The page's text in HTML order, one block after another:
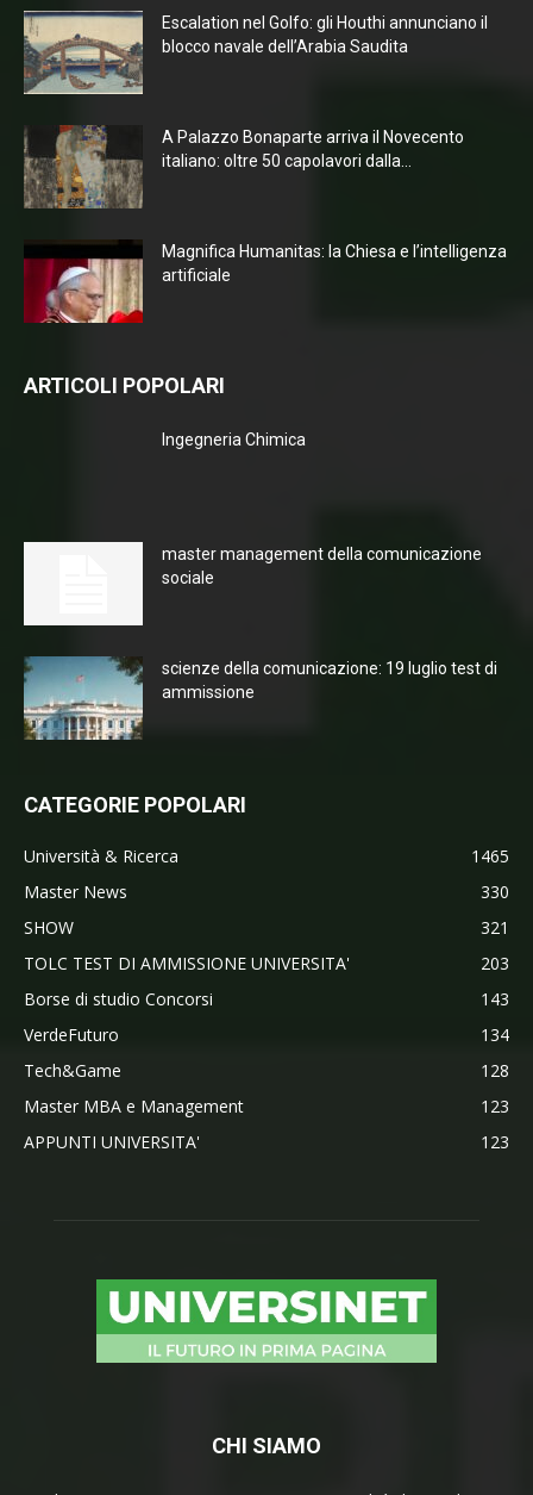
Escalation nel Golfo: gli Houthi annunciano il
blocco navale dell’Arabia Saudita
A Palazzo Bonaparte arriva il Novecento
italiano: oltre 50 capolavori dalla...
Magnifica Humanitas: la Chiesa e l’intelligenza
artificiale
ARTICOLI POPOLARI
Ingegneria Chimica
master management della comunicazione
sociale
scienze della comunicazione: 19 luglio test di
ammissione
CATEGORIE POPOLARI
Università & Ricerca
1465
Master News
330
SHOW
321
TOLC TEST DI AMMISSIONE UNIVERSITA'
203
Borse di studio Concorsi
143
VerdeFuturo
134
Tech&Game
128
Master MBA e Management
123
APPUNTI UNIVERSITA'
123
CHI SIAMO